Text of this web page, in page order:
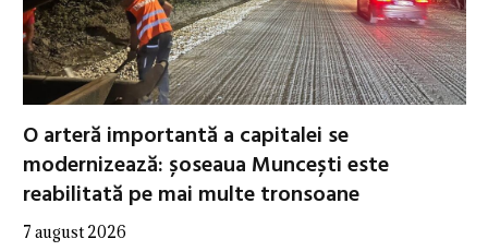
O arteră importantă a capitalei se
modernizează: șoseaua Muncești este
reabilitată pe mai multe tronsoane
7 august 2026